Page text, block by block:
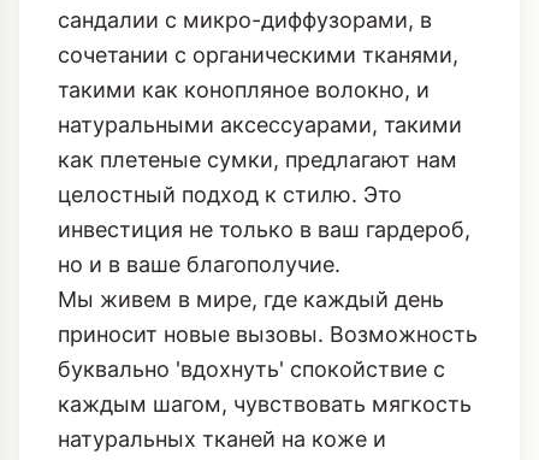
сандалии с микро-диффузорами, в
сочетании с органическими тканями,
такими как конопляное волокно, и
натуральными аксессуарами, такими
как плетеные сумки, предлагают нам
целостный подход к стилю. Это
инвестиция не только в ваш гардероб,
но и в ваше благополучие.
Мы живем в мире, где каждый день
приносит новые вызовы. Возможность
буквально 'вдохнуть' спокойствие с
каждым шагом, чувствовать мягкость
натуральных тканей на коже и